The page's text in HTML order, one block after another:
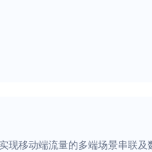
现移动端流量的多端场景串联